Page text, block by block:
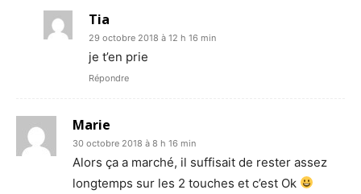
Tia
29 octobre 2018 à 12 h 16 min
je t’en prie
Répondre
Marie
30 octobre 2018 à 8 h 16 min
Alors ça a marché, il suffisait de rester assez
longtemps sur les 2 touches et c’est Ok